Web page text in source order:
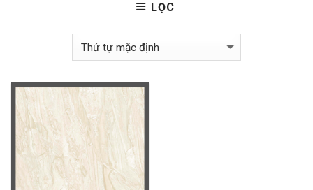
LỌC